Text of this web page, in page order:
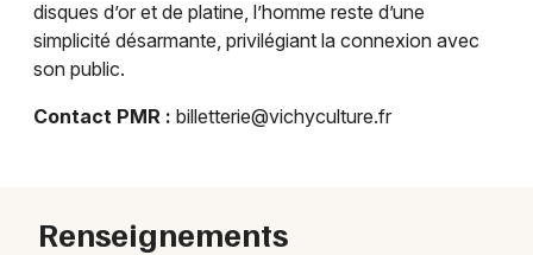
Magazine à Vichy
disques d’or et de platine, l’homme reste d’une
simplicité désarmante, privilégiant la connexion avec
son public.
Contact PMR : billetterie@vichyculture.fr
Renseignements